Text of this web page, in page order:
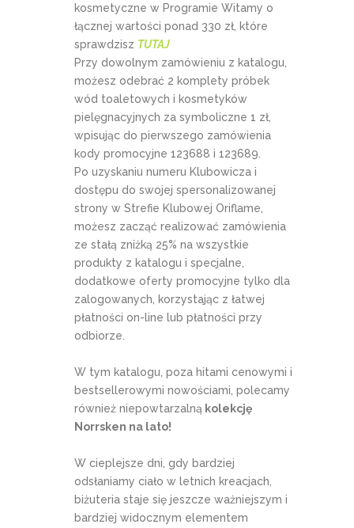
kosmetyczne w Programie Witamy o
łącznej wartości ponad 330 zł, które
sprawdzisz TUTAJ
Przy dowolnym zamówieniu z katalogu,
możesz odebrać 2 komplety próbek
wód toaletowych i kosmetyków
pielęgnacyjnych za symboliczne 1 zł,
wpisując do pierwszego zamówienia
kody promocyjne 123688 i 123689.
Po uzyskaniu numeru Klubowicza i
dostępu do swojej spersonalizowanej
strony w Strefie Klubowej Oriflame,
możesz zacząć realizować zamówienia
ze stałą zniżką 25% na wszystkie
produkty z katalogu i specjalne,
dodatkowe oferty promocyjne tylko dla
zalogowanych, korzystając z łatwej
płatności on-line lub płatności przy
odbiorze.
W tym katalogu, poza hitami cenowymi i
bestsellerowymi nowościami, polecamy
również niepowtarzalną kolekcję
Norrsken na lato!
W cieplejsze dni, gdy bardziej
odsłaniamy ciało w letnich kreacjach,
biżuteria staje się jeszcze ważniejszym i
bardziej widocznym elementem